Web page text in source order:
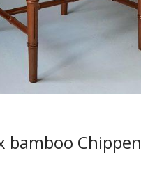
bamboo